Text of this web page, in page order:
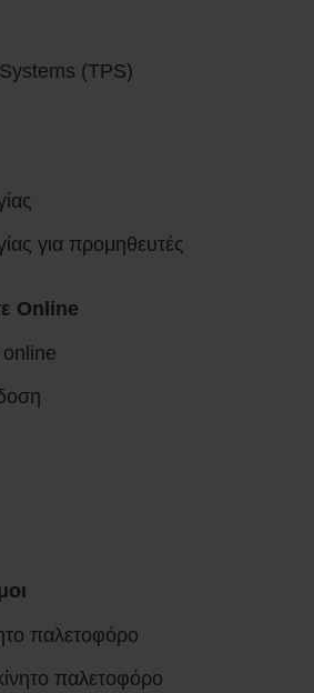
(TPS)
για προμηθευτές
Online
παλετοφόρο
παλετοφόρο